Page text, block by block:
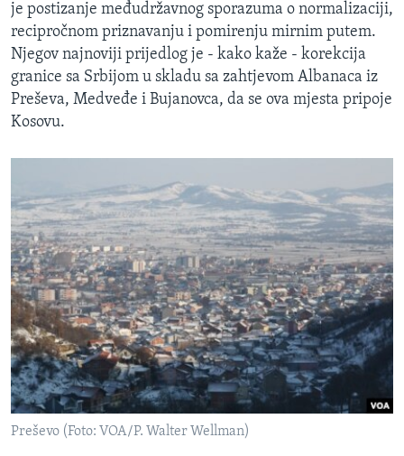
je postizanje međudržavnog sporazuma o normalizaciji,
recipročnom priznavanju i pomirenju mirnim putem.
Njegov najnoviji prijedlog je - kako kaže - korekcija
granice sa Srbijom u skladu sa zahtjevom Albanaca iz
Preševa, Medveđe i Bujanovca, da se ova mjesta pripoje
Kosovu.
Preševo (Foto: VOA/P. Walter Wellman)